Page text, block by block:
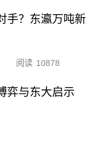
手？东瀛万吨新
阅读 10878
弈与东大启示